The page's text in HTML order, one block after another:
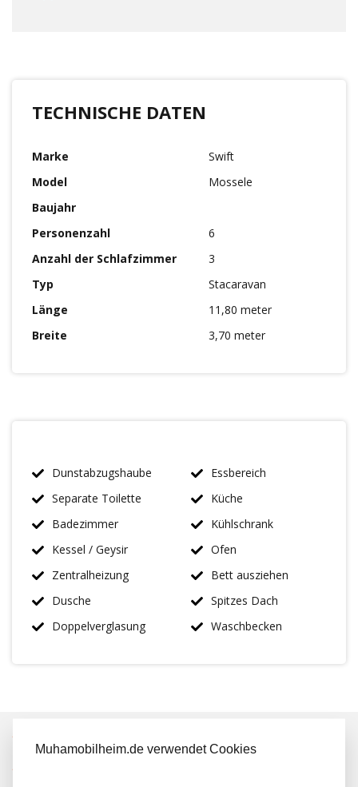
TECHNISCHE DATEN
Marke
Swift
Model
Mossele
Baujahr
Personenzahl
6
Anzahl der Schlafzimmer
3
Typ
Stacaravan
Länge
11,80 meter
Breite
3,70 meter
Dunstabzugshaube
Separate Toilette
Badezimmer
Kessel / Geysir
Zentralheizung
Dusche
Doppelverglasung
Essbereich
Küche
Kühlschrank
Ofen
Bett ausziehen
Spitzes Dach
Waschbecken
Muhamobilheim.de verwendet Cookies